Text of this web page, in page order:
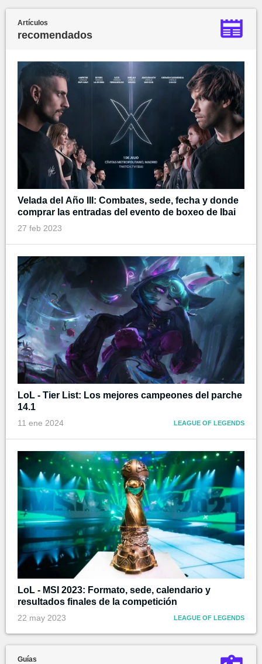
Artículos
recomendados
Velada del Año III: Combates, sede, fecha y donde
comprar las entradas del evento de boxeo de Ibai
27 feb 2023
LoL - Tier List: Los mejores campeones del parche
14.1
11 ene 2024 LEAGUE OF LEGENDS
LoL - MSI 2023: Formato, sede, calendario y
resultados finales de la competición
22 may 2023 LEAGUE OF LEGENDS
Guías